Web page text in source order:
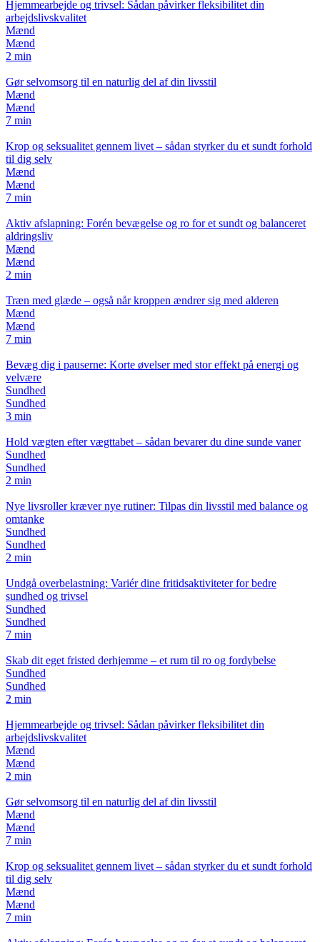
Hjemmearbejde og trivsel: Sådan påvirker fleksibilitet din
arbejdslivskvalitet
Mænd
Mænd
2 min
Gør selvomsorg til en naturlig del af din livsstil
Mænd
Mænd
7 min
Krop og seksualitet gennem livet – sådan styrker du et sundt forhold
til dig selv
Mænd
Mænd
7 min
Aktiv afslapning: Forén bevægelse og ro for et sundt og balanceret
aldringsliv
Mænd
Mænd
2 min
Træn med glæde – også når kroppen ændrer sig med alderen
Mænd
Mænd
7 min
Bevæg dig i pauserne: Korte øvelser med stor effekt på energi og
velvære
Sundhed
Sundhed
3 min
Hold vægten efter vægttabet – sådan bevarer du dine sunde vaner
Sundhed
Sundhed
2 min
Nye livsroller kræver nye rutiner: Tilpas din livsstil med balance og
omtanke
Sundhed
Sundhed
2 min
Undgå overbelastning: Variér dine fritidsaktiviteter for bedre
sundhed og trivsel
Sundhed
Sundhed
7 min
Skab dit eget fristed derhjemme – et rum til ro og fordybelse
Sundhed
Sundhed
2 min
Hjemmearbejde og trivsel: Sådan påvirker fleksibilitet din
arbejdslivskvalitet
Mænd
Mænd
2 min
Gør selvomsorg til en naturlig del af din livsstil
Mænd
Mænd
7 min
Krop og seksualitet gennem livet – sådan styrker du et sundt forhold
til dig selv
Mænd
Mænd
7 min